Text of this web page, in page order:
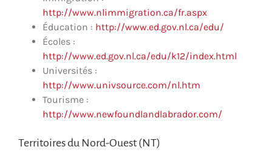
http://www.nlimmigration.ca/fr.aspx
Éducation : http://www.ed.gov.nl.ca/edu/
Écoles :
http://www.ed.gov.nl.ca/edu/k12/index.html
Universités :
http://www.univsource.com/nl.htm
Tourisme :
http://www.newfoundlandlabrador.com/
Territoires du Nord-Ouest (NT)